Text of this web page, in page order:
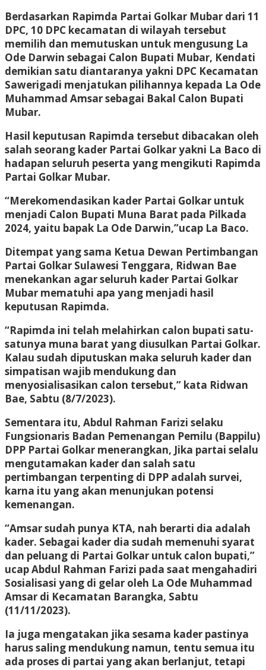
Berdasarkan Rapimda Partai Golkar Mubar dari 11
DPC, 10 DPC kecamatan di wilayah tersebut
memilih dan memutuskan untuk mengusung La
Ode Darwin sebagai Calon Bupati Mubar, Kendati
demikian satu diantaranya yakni DPC Kecamatan
Sawerigadi menjatukan pilihannya kepada La Ode
Muhammad Amsar sebagai Bakal Calon Bupati
Mubar.
Hasil keputusan Rapimda tersebut dibacakan oleh
salah seorang kader Partai Golkar yakni La Baco di
hadapan seluruh peserta yang mengikuti Rapimda
Partai Golkar Mubar.
“Merekomendasikan kader Partai Golkar untuk
menjadi Calon Bupati Muna Barat pada Pilkada
2024, yaitu bapak La Ode Darwin,”ucap La Baco.
Ditempat yang sama Ketua Dewan Pertimbangan
Partai Golkar Sulawesi Tenggara, Ridwan Bae
menekankan agar seluruh kader Partai Golkar
Mubar mematuhi apa yang menjadi hasil
keputusan Rapimda.
“Rapimda ini telah melahirkan calon bupati satu-
satunya muna barat yang diusulkan Partai Golkar.
Kalau sudah diputuskan maka seluruh kader dan
simpatisan wajib mendukung dan
menyosialisasikan calon tersebut,” kata Ridwan
Bae, Sabtu (8/7/2023).
Sementara itu, Abdul Rahman Farizi selaku
Fungsionaris Badan Pemenangan Pemilu (Bappilu)
DPP Partai Golkar menerangkan, Jika partai selalu
mengutamakan kader dan salah satu
pertimbangan terpenting di DPP adalah survei,
karna itu yang akan menunjukan potensi
kemenangan.
“Amsar sudah punya KTA, nah berarti dia adalah
kader. Sebagai kader dia sudah memenuhi syarat
dan peluang di Partai Golkar untuk calon bupati,”
ucap Abdul Rahman Farizi pada saat mengahadiri
Sosialisasi yang di gelar oleh La Ode Muhammad
Amsar di Kecamatan Barangka, Sabtu
(11/11/2023).
Ia juga mengatakan jika sesama kader pastinya
harus saling mendukung namun, tentu semua itu
ada proses di partai yang akan berlanjut, tetapi